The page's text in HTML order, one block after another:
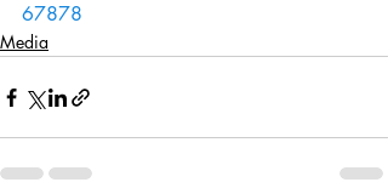
67878
Media